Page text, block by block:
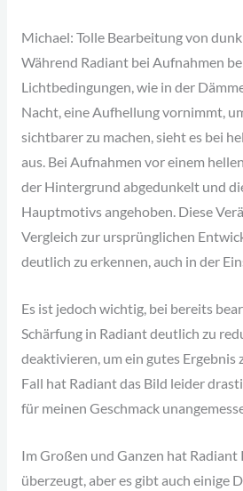
Michael: Tolle Bearbeitung von
Während Radiant bei Aufnahmen
Lichtbedingungen, wie in der
Nacht, eine Aufhellung vornimmt,
sichtbarer zu machen, sieht es bei
aus. Bei Aufnahmen vor einem
der Hintergrund abgedunkelt und
Hauptmotivs angehoben. Diese
Vergleich zur ursprünglichen
deutlich zu erkennen, auch in der
Es ist jedoch wichtig, bei bereits
Schärfung in Radiant deutlich zu
deaktivieren, um ein gutes Ergebnis
Fall hat Radiant das Bild leider
für meinen Geschmack
Im Großen und Ganzen hat Radiant
überzeugt, aber es gibt auch einige